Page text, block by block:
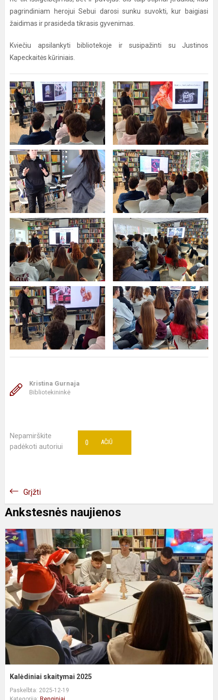
pagrindiniam herojui Sebui darosi sunku suvokti, kur baigiasi
žaidimas ir prasideda tikrasis gyvenimas.
Kviečiu apsilankyti bibliotekoje ir susipažinti su Justinos
Kapeckaitės kūriniais.
Kristina Gurnaja
Bibliotekininkė
Nepamirškite
padėkoti autoriui
AČIŪ
0
Grįžti
Ankstesnės naujienos
Kalėdiniai skaitymai 2025
Paskelbta: 2025-12-19